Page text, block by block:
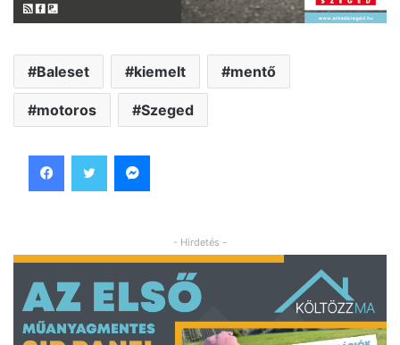
Baleset kiemelt mentő
motoros Szeged
- Hirdetés -